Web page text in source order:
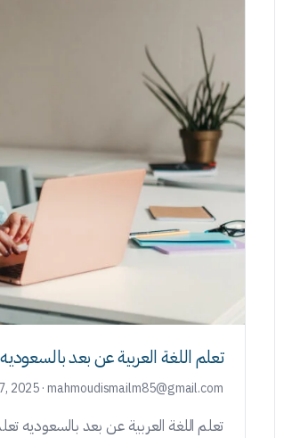
تعلم اللغة العربية عن بعد
2025 · mahmoudismailm85@gmail.com
تعلم اللغة العربية عن بعد بالسعوديه